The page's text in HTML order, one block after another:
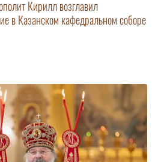
Кирилл возглавил
в Казанском кафедральном соборе